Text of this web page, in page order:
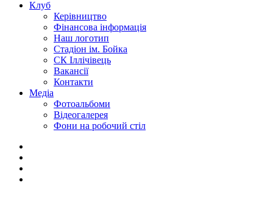
Клуб
Керівництво
Фінансова інформація
Наш логотип
Стадіон ім. Бойка
СК Іллічівець
Вакансії
Контакти
Медіа
Фотоальбоми
Відеогалерея
Фони на робочий стіл